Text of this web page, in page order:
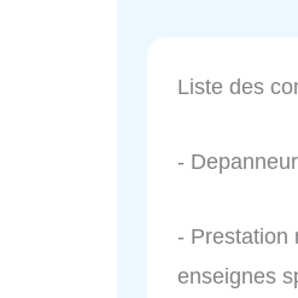
Liste des
-
- Prestation
enseignes